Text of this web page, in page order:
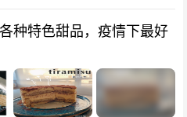
种特色甜品，疫情下最好